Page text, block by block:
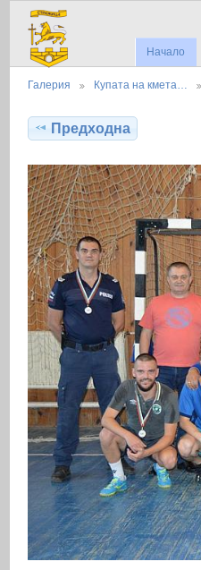
Начало
Галерия Купата на кмета…
Предходна